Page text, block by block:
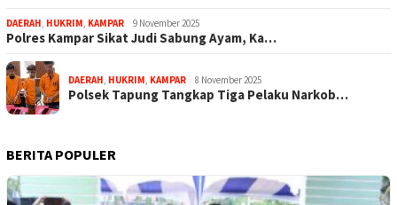
DAERAH, HUKRIM, KAMPAR 9 November 2025
Polres Kampar Sikat Judi Sabung Ayam, Ka…
DAERAH, HUKRIM, KAMPAR 8 November 2025
Polsek Tapung Tangkap Tiga Pelaku Narkob…
BERITA POPULER